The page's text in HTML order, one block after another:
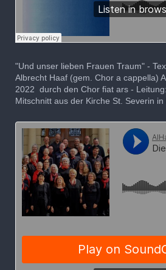
"Und unser lieben Frauen Traum" -
Albrecht Haaf (gem. Chor a cappella)
2022 durch den Chor fiat ars -
Mitschnitt aus der Kirche St. Severin in